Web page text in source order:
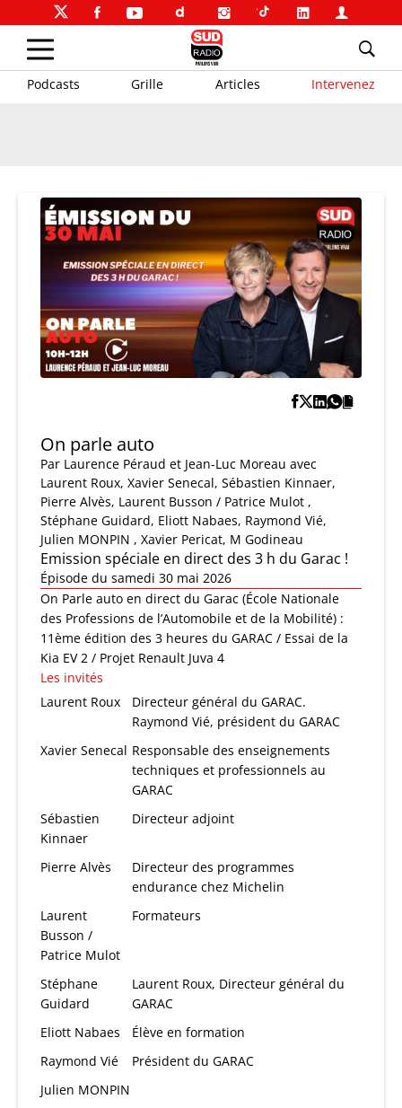
Podcasts Grille Articles Intervenez
On parle auto
Par Laurence Péraud et Jean-Luc Moreau avec
Laurent Roux, Xavier Senecal, Sébastien Kinnaer,
Pierre Alvès, Laurent Busson / Patrice Mulot ,
Stéphane Guidard, Eliott Nabaes, Raymond Vié,
Julien MONPIN , Xavier Pericat, M Godineau
Emission spéciale en direct des 3 h du Garac !
Épisode du samedi 30 mai 2026
On Parle auto en direct du Garac (École Nationale
des Professions de l’Automobile et de la Mobilité) :
11ème édition des 3 heures du GARAC / Essai de la
Kia EV 2 / Projet Renault Juva 4
Les invités
Laurent Roux
Directeur général du GARAC.
Raymond Vié, président du GARAC
Xavier Senecal Responsable des enseignements
techniques et professionnels au
GARAC
Sébastien
Kinnaer
Directeur adjoint
Pierre Alvès
Directeur des programmes
endurance chez Michelin
Laurent
Busson /
Patrice Mulot
Formateurs
Stéphane
Guidard
Laurent Roux, Directeur général du
GARAC
Eliott Nabaes
Élève en formation
Raymond Vié
Président du GARAC
Julien MONPIN